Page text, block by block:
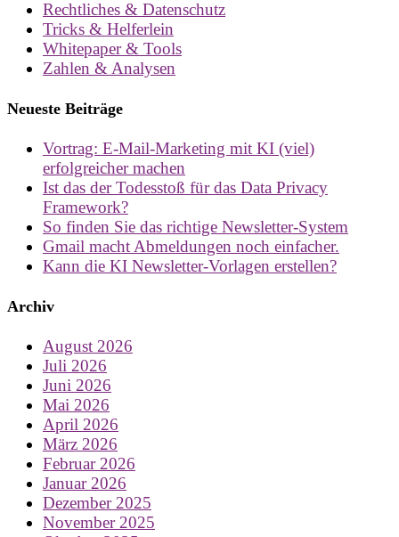
Rechtliches & Datenschutz
Tricks & Helferlein
Whitepaper & Tools
Zahlen & Analysen
Neueste Beiträge
Vortrag: E-Mail-Marketing mit KI (viel)
erfolgreicher machen
Ist das der Todesstoß für das Data Privacy
Framework?
So finden Sie das richtige Newsletter-System
Gmail macht Abmeldungen noch einfacher.
Kann die KI Newsletter-Vorlagen erstellen?
Archiv
August 2026
Juli 2026
Juni 2026
Mai 2026
April 2026
März 2026
Februar 2026
Januar 2026
Dezember 2025
November 2025